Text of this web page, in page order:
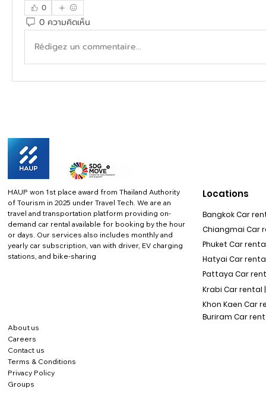
0
0 ความคิดเห็น
Rédigez un commentaire...
HAUP won 1st place award from Thailand Authority
of Tourism in 2025 under Travel Tech. We are an
travel and transportation platform providing on-
demand car rental available for booking by the hour
or days. Our services also includes monthly and
yearly car subscription, van with driver, EV charging
stations, and bike-sharing
About us
Careers
Contact us
Terms & Conditions
Privacy Policy
Locations
Bangkok Car
Chiangmai Car
Phuket Car rental
Hatyai Car
Pattaya Car
Krabi Car rental |
Khon Kaen Car
Buriram Car
Groups